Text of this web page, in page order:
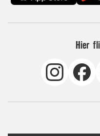
Hier